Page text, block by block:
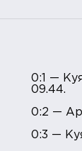
0:1 —
09.44.
0:2 —
0:3 —